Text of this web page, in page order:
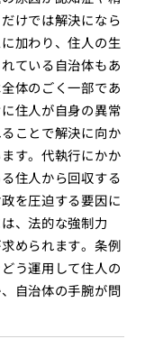
けでは解決になら
加わり、住人の生
ている自治体もあ
体のごく一部であ
住人が自身の異常
ことで解決に向か
す。代執行にかか
住人から回収する
を圧迫する要因に
、法的な強制力
められます。条例
う運用して住人の
自治体の手腕が問